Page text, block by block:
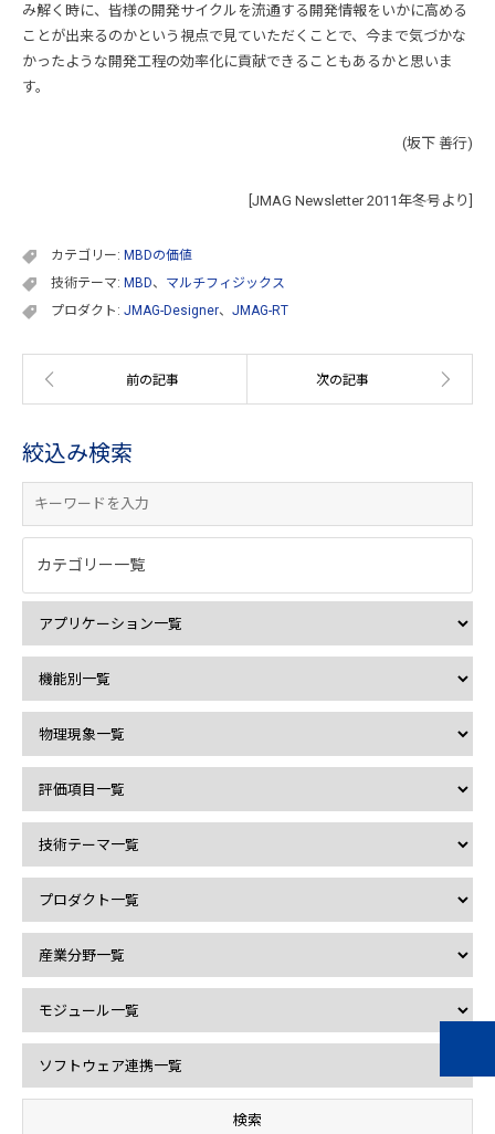
み解く時に、皆様の開発サイクルを流通する開発情報をいかに高める
ことが出来るのかという視点で見ていただくことで、今まで気づかな
かったような開発工程の効率化に貢献できることもあるかと思いま
す。
(坂下 善行)
[JMAG Newsletter 2011年冬号より]
カテゴリー: MBDの価値
技術テーマ: MBD、 マルチフィジックス
プロダクト: JMAG-Designer、 JMAG-RT
絞込み検索
カテゴリー一覧